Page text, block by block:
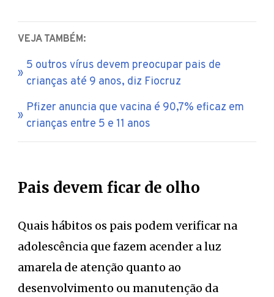
VEJA TAMBÉM:
5 outros vírus devem preocupar pais de
crianças até 9 anos, diz Fiocruz
Pfizer anuncia que vacina é 90,7% eficaz em
crianças entre 5 e 11 anos
Pais devem ficar de olho
Quais hábitos os pais podem verificar na
adolescência que fazem acender a luz
amarela de atenção quanto ao
desenvolvimento ou manutenção da